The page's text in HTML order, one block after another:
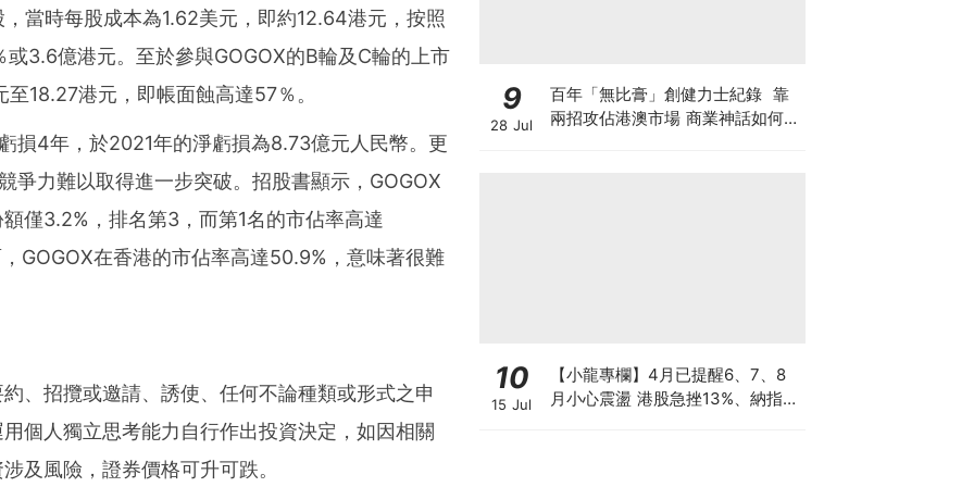
當時每股成本為1.62美元，即約12.64港元，按照
3.6億港元。至於參與GOGOX的B輪及C輪的上市
18.27港元，即帳面蝕高達57％。
損4年，於2021年的淨虧損為8.73億元人民幣。更
爭力難以取得進一步突破。招股書顯示，GOGOX
僅3.2%，排名第3，而第1名的市佔率高達
GOGOX在香港的市佔率高達50.9%，意味著很難
、招攬或邀請、誘使、任何不論種類或形式之申
個人獨立思考能力自行作出投資決定，如因相關
及風險，證券價格可升可跌。
9
28 Jul
百年「無比膏」創健力士紀錄 靠
兩招攻佔港澳市場 商業神話如何面
10
15 Jul
【小龍專欄】4月已提醒6、7、8
月小心震盪 港股急挫13%、納指跌